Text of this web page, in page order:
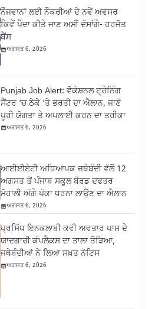
ਨੌਜਵਾਨਾਂ ਲਈ ਨੌਕਰੀਆਂ ਦੇ ਨਵੇਂ ਅਵਸਰ
ਕਿਵੇਂ ਪੈਦਾ ਕੀਤੇ ਜਾਣ ਅਸੀਂ ਦੱਸਾਂਗੇ- ਹਰਜੋਤ
ਬੈਂਸ
ਅਗਸਤ 6, 2026
Punjab Job Alert: ਵੋਕੇਸ਼ਨਲ ਟ੍ਰੇਨਿੰਗ
ਸੈਂਟਰ ‘ਚ ਠੇਕੇ ‘ਤੇ ਭਰਤੀ ਦਾ ਐਲਾਨ, ਜਾਣੋ
ਪੂਰੀ ਯੋਗਤਾ ਤੇ ਅਪਲਾਈ ਕਰਨ ਦਾ ਤਰੀਕਾ
ਅਗਸਤ 6, 2026
ਆਈਈਏਟੀ ਅਧਿਆਪਕ ਜਥੇਬੰਦੀ ਵੱਲੋਂ 12
ਅਗਸਤ ਤੋਂ ਪੰਜਾਬ ਸਕੂਲ ਬੋਰਡ ਦਫਤਰ
ਮੋਹਾਲੀ ਅੱਗੇ ਪੱਕਾ ਧਰਨਾ ਲਾਉਣ ਦਾ ਐਲਾਨ
ਅਗਸਤ 6, 2026
ਪ੍ਰਸਿੱਧ ਇਨਕਲਾਬੀ ਕਵੀ ਅਵਤਾਰ ਪਾਸ਼ ਦੇ
ਯਾਦਗਾਰੀ ਕੰਪਲੈਕਸ ਦਾ ਤਾਲਾ ਤੋੜਿਆ,
ਜਥੇਬੰਦੀਆਂ ਨੇ ਲਿਆ ਸਖ਼ਤ ਨੋਟਿਸ
ਅਗਸਤ 6, 2026